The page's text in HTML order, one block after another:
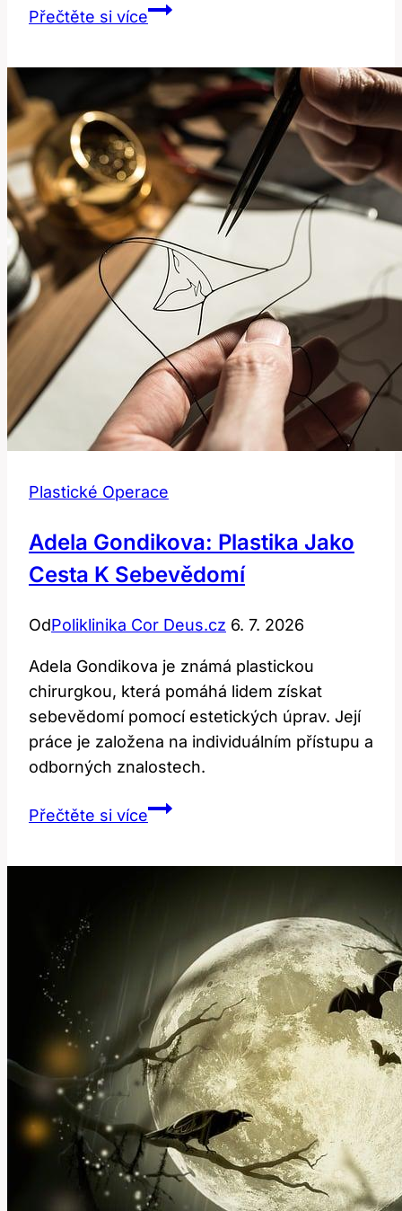
Přečtěte si víceRonaldo
zákroky
změnily
fotbalovou
ikonu
Plastické Operace
Adela Gondikova: Plastika Jako
Cesta K Sebevědomí
OdPoliklinika Cor Deus.cz 6. 7. 2026
Adela Gondikova je známá plastickou
chirurgkou, která pomáhá lidem získat
sebevědomí pomocí estetických úprav. Její
práce je založena na individuálním přístupu a
odborných znalostech.
Přečtěte si víceAdela
sebevědomí